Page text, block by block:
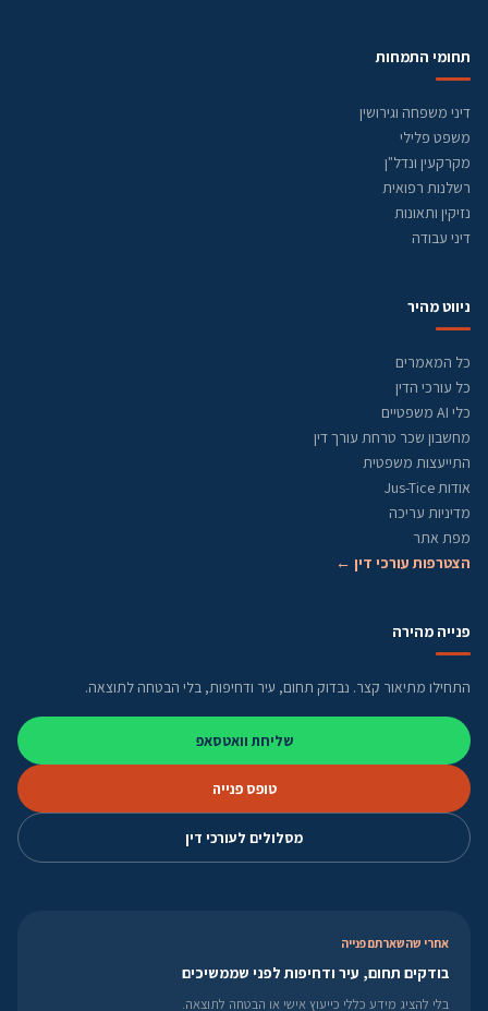
תחומי התמחות
דיני משפחה וגירושין
משפט פלילי
מקרקעין ונדל"ן
רשלנות רפואית
נזיקין ותאונות
דיני עבודה
ניווט מהיר
כל המאמרים
כל עורכי הדין
כלי AI משפטיים
מחשבון שכר טרחת עורך דין
התייעצות משפטית
אודות Jus-Tice
מדיניות עריכה
מפת אתר
הצטרפות עורכי דין ←
פנייה מהירה
התחילו מתיאור קצר. נבדוק תחום, עיר ודחיפות, בלי הבטחה לתוצאה.
שליחת וואטסאפ
טופס פנייה
מסלולים לעורכי דין
אחרי שהשארתם פנייה
בודקים תחום, עיר ודחיפות לפני שממשיכים
בלי להציג מידע כללי כייעוץ אישי או הבטחה לתוצאה.